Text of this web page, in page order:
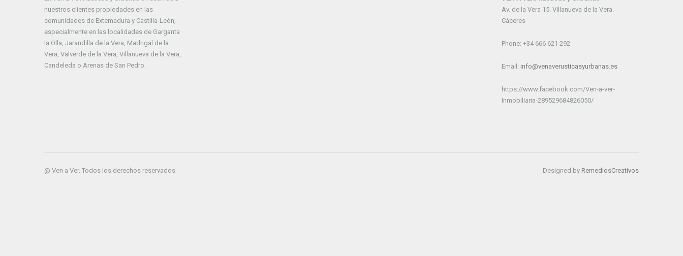
nuestros clientes propiedades en las
comunidades de Extemadura y Castilla-León,
especialmente en las localidades de Garganta
la Olla, Jarandilla de la Vera, Madrigal de la
Vera, Valverde de la Vera, Villanueva de la Vera,
Candeleda o Arenas de San Pedro.
Av. de la Vera 15. Villanueva de la Vera.
Cáceres
Phone: +34 666 621 292
Email: info@venaverusticasyurbanas.es
https://www.facebook.com/Ven-a-ver-
Inmobiliaria-289529684826050/
@ Ven a Ver. Todos los derechos reservados Designed by RemediosCreativos